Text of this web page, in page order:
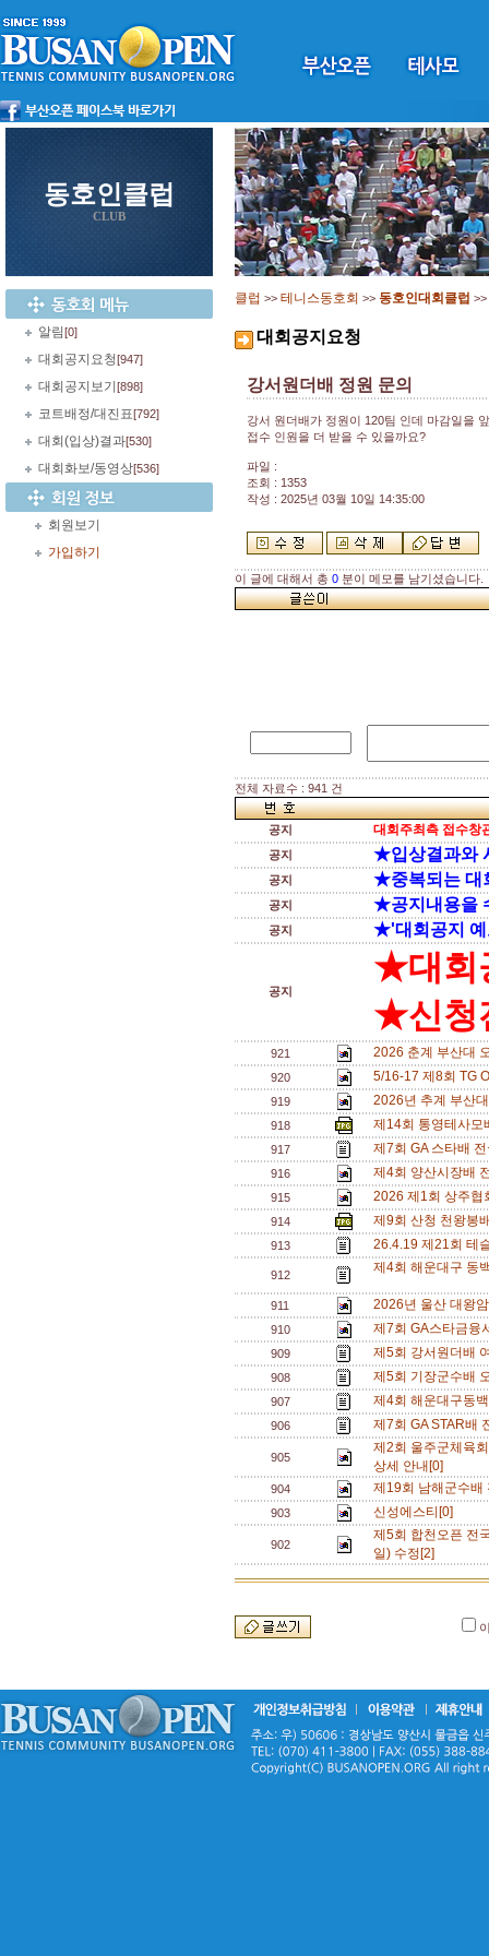
동호인클럽
CLUB
알림[0]
대회공지요청[947]
대회공지보기 [898]
코트배정/대진표[792]
대회(입상)결과[530]
대회화보/동영상[536]
회원보기
가입하기
클럽 >> 테니스동호회 >> 동호인대회클럽 >>
대회공지요청
강서원더배 정원 문의
강서 원더배가 정원이 120팀 인데 마감일을
접수 인원을 더 받을 수 있을까요?
파일 :
조회 : 1353
작성 : 2025년 03월 10일 14:35:00
이 글에 대해서 총 0 분이 메모를 남기셨습니다.
전체 자료수 : 941 건
공지 대회주최측 접수창
공지 ★입상결과와
공지 ★중복되는 대
공지 ★공지내용을
공지 ★'대회공지 예
공지
★대회
★신청
921 2026 춘계 부산대
920 5/16-17 제8회 TG
919 2026년 추계 부산
918 제14회 통영테사
917 제7회 GA 스타배
916 제4회 양산시장배
915 2026 제1회 상주
914 제9회 산청 천왕봉
913 26.4.19 제21회 테
912 제4회 해운대구 동
911 2026년 울산 대왕
910 제7회 GA스타금융
909 제5회 강서원더배
908 제5회 기장군수배
907 제4회 해운대구동
906 제7회 GA STAR배
905
제2회 울주군체육
상세 안내[0]
904 제19회 남해군수
903 신성에스티[0]
902
제5회 합천오픈 전
일) 수정[2]